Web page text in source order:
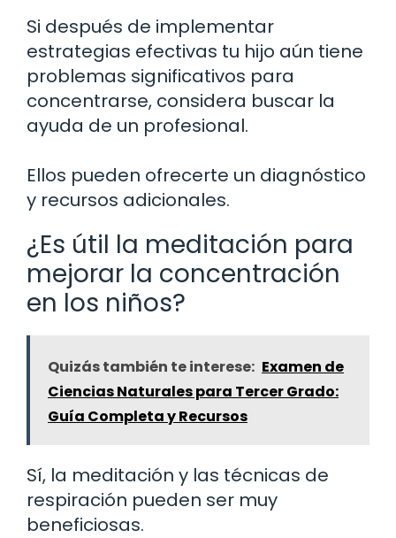
Si después de implementar
estrategias efectivas tu hijo aún tiene
problemas significativos para
concentrarse, considera buscar la
ayuda de un profesional.
Ellos pueden ofrecerte un diagnóstico
y recursos adicionales.
¿Es útil la meditación para
mejorar la concentración
en los niños?
Quizás también te interese: Examen de
Ciencias Naturales para Tercer Grado:
Guía Completa y Recursos
Sí, la meditación y las técnicas de
respiración pueden ser muy
beneficiosas.